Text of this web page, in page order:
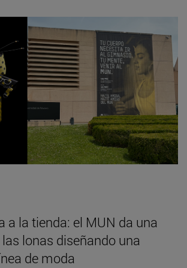
a la tienda: el MUN da una
lonas diseñando una
de moda